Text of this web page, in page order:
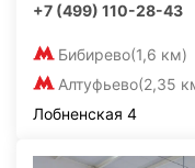
+7 (499) 110-28-43
Бибирево(1,6 км)
Алтуфьево(2,35
Лобненская 4